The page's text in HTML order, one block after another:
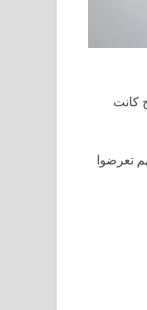
كانت
تعرضوا